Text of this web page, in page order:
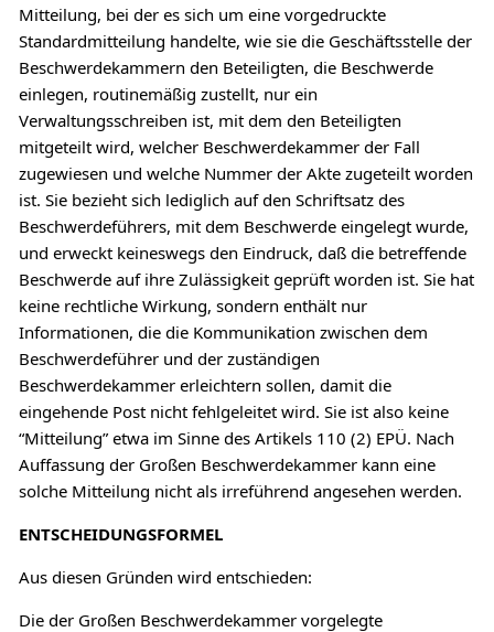
Mitteilung, bei der es sich um eine vorgedruckte
Standardmitteilung handelte, wie sie die Geschäftsstelle der
Beschwerdekammern den Beteiligten, die Beschwerde
einlegen, routinemäßig zustellt, nur ein
Verwaltungsschreiben ist, mit dem den Beteiligten
mitgeteilt wird, welcher Beschwerdekammer der Fall
zugewiesen und welche Nummer der Akte zugeteilt worden
ist. Sie bezieht sich lediglich auf den Schriftsatz des
Beschwerdeführers, mit dem Beschwerde eingelegt wurde,
und erweckt keineswegs den Eindruck, daß die betreffende
Beschwerde auf ihre Zulässigkeit geprüft worden ist. Sie hat
keine rechtliche Wirkung, sondern enthält nur
Informationen, die die Kommunikation zwischen dem
Beschwerdeführer und der zuständigen
Beschwerdekammer erleichtern sollen, damit die
eingehende Post nicht fehlgeleitet wird. Sie ist also keine
“Mitteilung” etwa im Sinne des Artikels 110 (2) EPÜ. Nach
Auffassung der Großen Beschwerdekammer kann eine
solche Mitteilung nicht als irreführend angesehen werden.
ENTSCHEIDUNGSFORMEL
Aus diesen Gründen wird entschieden:
Die der Großen Beschwerdekammer vorgelegte